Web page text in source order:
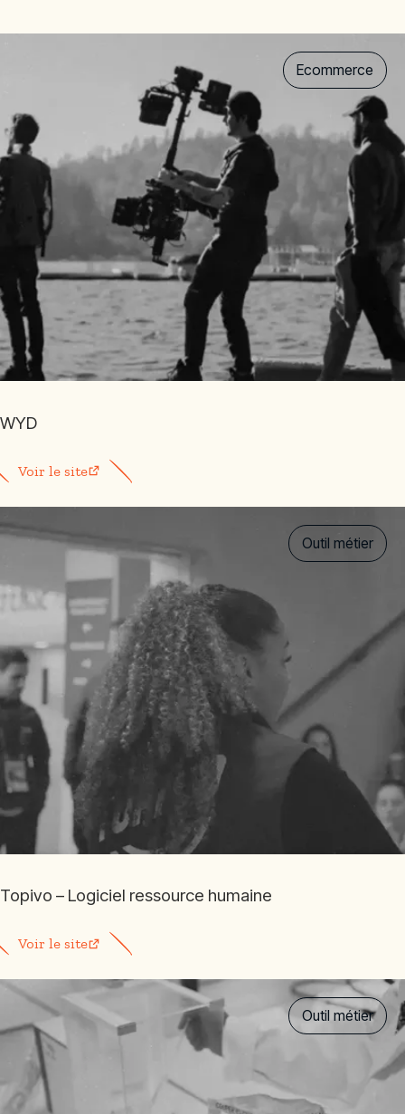
Ecommerce
WYD
Voir le site
Outil métier
Topivo – Logiciel ressource humaine
Voir le site
Outil métier